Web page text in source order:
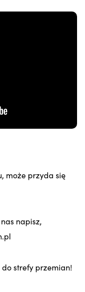
może przyda się
napisz,
strefy przemian!